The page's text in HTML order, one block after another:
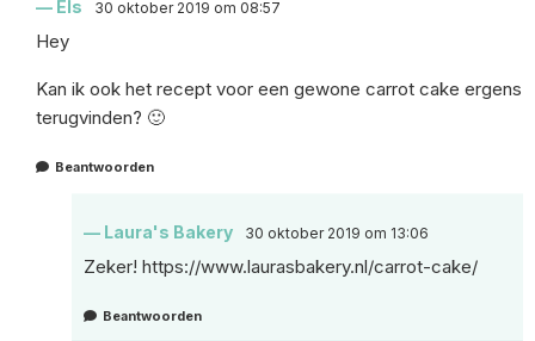
Els 30 oktober 2019 om 08:57
Hey
Kan ik ook het recept voor een gewone carrot cake ergens
terugvinden? 🙂
Beantwoorden
Laura's Bakery 30 oktober 2019 om 13:06
Zeker! https://www.laurasbakery.nl/carrot-cake/
Beantwoorden